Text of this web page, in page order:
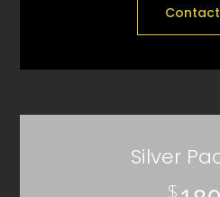
Silver